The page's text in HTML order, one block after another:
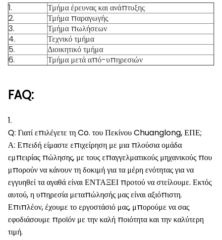
1.
Τμήμα έρευνας και ανάπτυξης
2.
Τμήμα παραγωγής
3.
Τμήμα πωλήσεων
4.
Τεχνικό τμήμα
5.
Διοικητικό τμήμα
6.
Τμήμα μετά από-υπηρεσιών
FAQ:
1.
Q: Γιατί επιλέγετε τη Co. του Πεκίνου Chuanglong, ΕΠΕ;
Α: Επειδή είμαστε επιχείρηση με μια πλούσια ομάδα
εμπειρίας πώλησης, με τους επαγγελματικούς μηχανικούς που
μπορούν να κάνουν τη δοκιμή για τα μέρη ενότητας για να
εγγυηθεί τα αγαθά είναι ΕΝΤΑΞΕΙ προτού να στείλουμε. Εκτός
αυτού, η υπηρεσία μεταπώλησής μας είναι αξιόπιστη.
Επιπλέον, έχουμε το εργοστάσιό μας, μπορούμε να σας
εφοδιάσουμε προϊόν με την καλή ποιότητα και την καλύτερη
τιμή.